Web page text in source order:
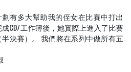
劃有多大幫助我的侄女在比賽中打出
CD/工作簿後，她實際上進入了比賽
半決賽）。 我們將在系列中做所有五